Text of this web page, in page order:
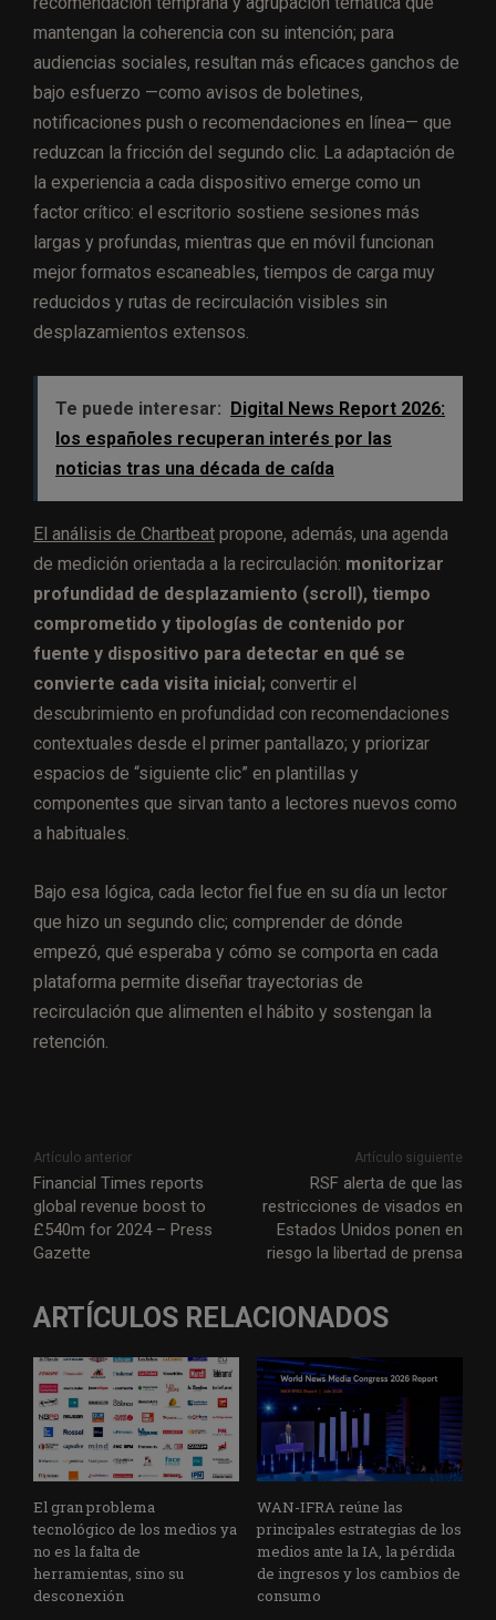
mantengan la coherencia con su intención; para
audiencias sociales, resultan más eficaces ganchos de
bajo esfuerzo —como avisos de boletines,
notificaciones push o recomendaciones en línea— que
reduzcan la fricción del segundo clic. La adaptación de
la experiencia a cada dispositivo emerge como un
factor crítico: el escritorio sostiene sesiones más
largas y profundas, mientras que en móvil funcionan
mejor formatos escaneables, tiempos de carga muy
reducidos y rutas de recirculación visibles sin
desplazamientos extensos.
Te puede interesar:
Digital News Report 2026:
los españoles recuperan interés por las
noticias tras una década de caída
El análisis de Chartbeat propone, además, una agenda
de medición orientada a la recirculación: monitorizar
profundidad de desplazamiento (scroll), tiempo
comprometido y tipologías de contenido por
fuente y dispositivo para detectar en qué se
convierte cada visita inicial; convertir el
descubrimiento en profundidad con recomendaciones
contextuales desde el primer pantallazo; y priorizar
espacios de “siguiente clic” en plantillas y
componentes que sirvan tanto a lectores nuevos como
a habituales.
Bajo esa lógica, cada lector fiel fue en su día un lector
que hizo un segundo clic; comprender de dónde
empezó, qué esperaba y cómo se comporta en cada
plataforma permite diseñar trayectorias de
recirculación que alimenten el hábito y sostengan la
retención.
Artículo anterior
Financial Times reports
global revenue boost to
£540m for 2024 – Press
Gazette
Artículo siguiente
RSF alerta de que las
restricciones de visados en
Estados Unidos ponen en
riesgo la libertad de prensa
ARTÍCULOS RELACIONADOS
El gran problema
tecnológico de los medios ya
no es la falta de
herramientas, sino su
desconexión
WAN-IFRA reúne las
principales estrategias de los
medios ante la IA, la pérdida
de ingresos y los cambios de
consumo